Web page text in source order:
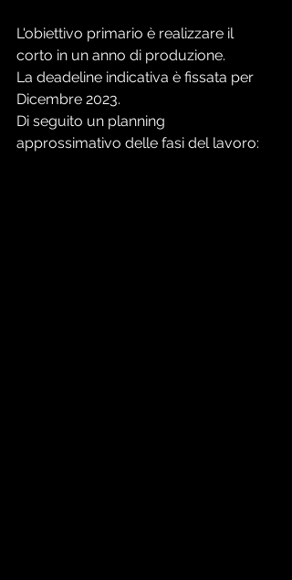
L'obiettivo primario è realizzare il
corto in un anno di produzione.
La deadeline indicativa è fissata per
Dicembre 2023.
Di seguito un planning
approssimativo delle fasi del lavoro: